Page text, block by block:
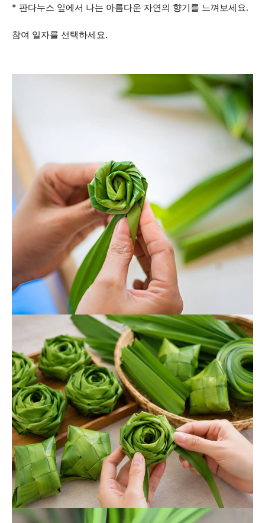
* 판다누스 잎에서 나는 아름다운 자연의 향기를 느껴보세요.
참여 일자를 선택하세요.